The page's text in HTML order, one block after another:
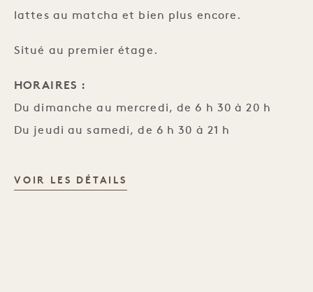
lattes au matcha et bien plus encore.
Situé au premier étage.
HORAIRES :
Du dimanche au mercredi, de 6 h 30 à 20 h
Du jeudi au samedi, de 6 h 30 à 21 h
VOIR LES DÉTAILS